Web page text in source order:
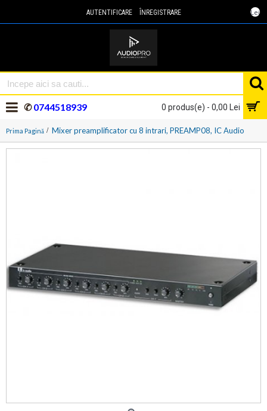
Lei
AUTENTIFICARE ÎNREGISTRARE
0 produs(e) - 0,00 Lei
✆0744518939
Prima Pagină Mixer preamplificator cu 8 intrari, PREAMP08, IC Audio